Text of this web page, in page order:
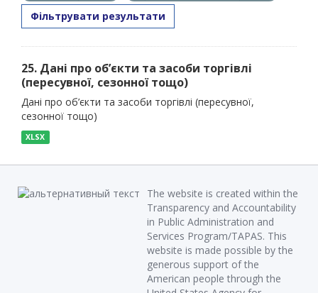
Фільтрувати результати
25. Дані про об’єкти та засоби торгівлі
(пересувної, сезонної тощо)
Дані про об’єкти та засоби торгівлі (пересувної,
сезонної тощо)
XLSX
The website is created within the
Transparency and Accountability
in Public Administration and
Services Program/TAPAS. This
website is made possible by the
generous support of the
American people through the